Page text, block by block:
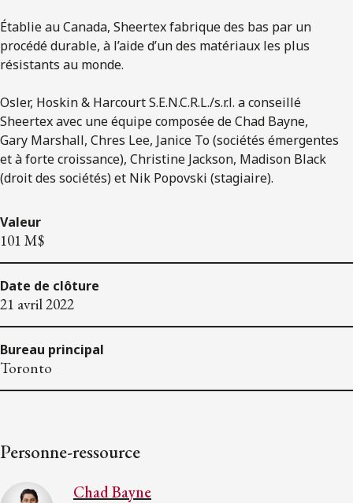
Établie au Canada, Sheertex fabrique des bas par un
procédé durable, à l’aide d’un des matériaux les plus
résistants au monde.
Osler, Hoskin & Harcourt S.E.N.C.R.L./s.r.l. a conseillé
Sheertex avec une équipe composée de Chad Bayne,
Gary Marshall, Chres Lee, Janice To (sociétés émergentes
et à forte croissance), Christine Jackson, Madison Black
(droit des sociétés) et Nik Popovski (stagiaire).
Valeur
101 M$
Date de clôture
21 avril 2022
Bureau principal
Toronto
Personne-ressource
Chad Bayne